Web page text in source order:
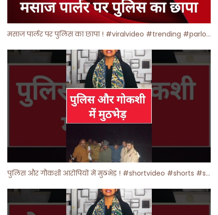
मसाज पार्लर पर पुलिस का छापा ! #viralvideo #trending #parlour
पुलिस और गौकशी आरोपियों में मुठभेड़ ! #shortvideo #shorts #shortsfeed